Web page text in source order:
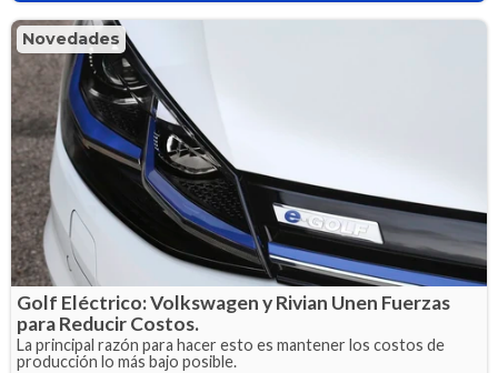
Novedades
Golf Eléctrico: Volkswagen y Rivian Unen Fuerzas
para Reducir Costos.
La principal razón para hacer esto es mantener los costos de
producción lo más bajo posible.